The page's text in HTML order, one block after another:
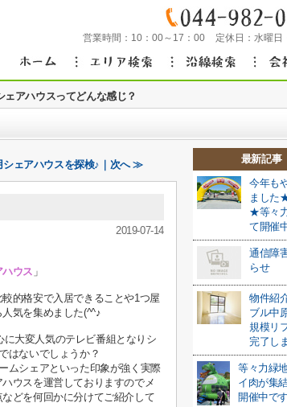
営業時間： 10：00～17：00 定休日： 水曜日
ェアハウスってどんな感じ？
シェアハウスを探検♪｜次へ ≫
2019-07-14
ハウス 」
的格安で入居できることや1つ屋
気を集めました(^^♪
に大変人気のテレビ番組となりシ
はないでしょうか？
ムシェアといった印象が強く実際
ウスを運営しておりますのでメ
どを何回かに分けてご紹介して
最新記事
今年も
ました
★等々
て開催
通信障
らせ
物件紹
ブル中
規模リ
完了し
等々力緑
イ肉が集
開催中で